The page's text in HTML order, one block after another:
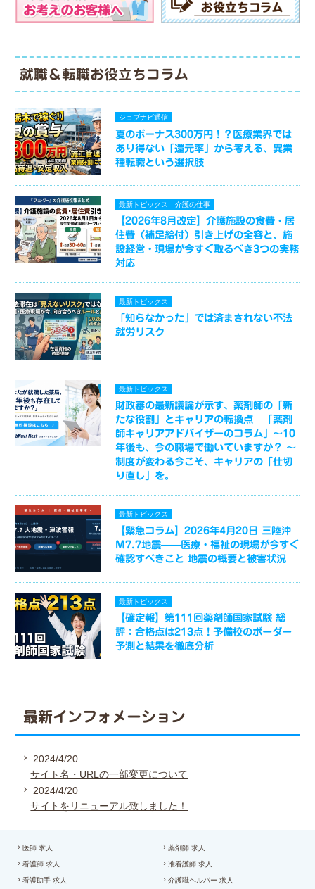
就職＆転職お役立ちコラム
ジョブナビ通信
夏のボーナス300万円！？医療業界では
あり得ない「還元率」から考える、異業
種転職という選択肢
最新トピックス 介護の仕事
【2026年8月改定】介護施設の食費・居
住費（補足給付）引き上げの全容と、施
設経営・現場が今すぐ取るべき3つの実務
対応
最新トピックス
「知らなかった」では済まされない不法
就労リスク
最新トピックス
財政審の最新議論が示す、薬剤師の「新
たな役割」とキャリアの転換点 「薬剤
師キャリアアドバイザーのコラム」～10
年後も、今の職場で働いていますか？ ～
制度が変わる今こそ、キャリアの「仕切
り直し」を。
最新トピックス
【緊急コラム】2026年4月20日 三陸沖
M7.7地震——医療・福祉の現場が今すぐ
確認すべきこと 地震の概要と被害状況
最新トピックス
【確定報】第111回薬剤師国家試験 総
評：合格点は213点！予備校のボーダー
予測と結果を徹底分析
最新インフォメーション
2024/4/20
サイト名・URLの一部変更について
2024/4/20
サイトをリニューアル致しました！
医師 求人 薬剤師 求人
看護師 求人 准看護師 求人
看護助手 求人 介護職ヘルパー 求人